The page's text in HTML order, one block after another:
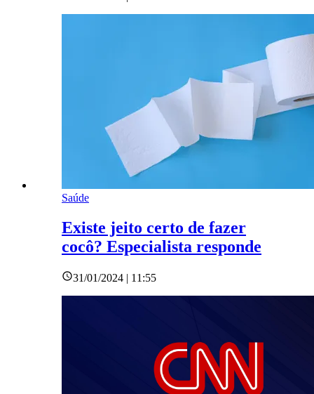
Saúde
Existe jeito certo de fazer
cocô? Especialista responde
31/01/2024 | 11:55